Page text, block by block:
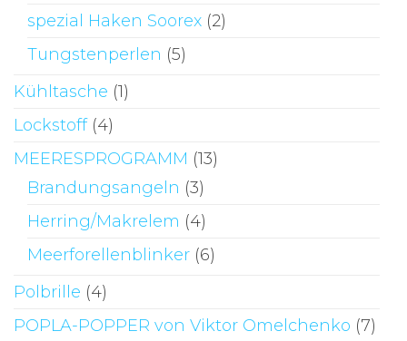
spezial Haken Soorex (2)
Tungstenperlen (5)
Kühltasche (1)
Lockstoff (4)
MEERESPROGRAMM (13)
Brandungsangeln (3)
Herring/Makrelem (4)
Meerforellenblinker (6)
Polbrille (4)
POPLA-POPPER von Viktor Omelchenko (7)